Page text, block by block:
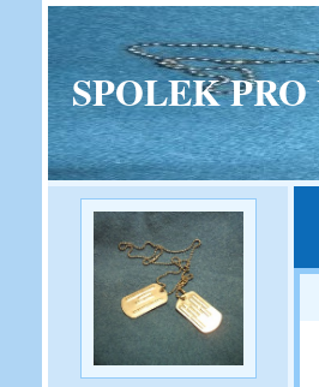
SPOLEK PRO